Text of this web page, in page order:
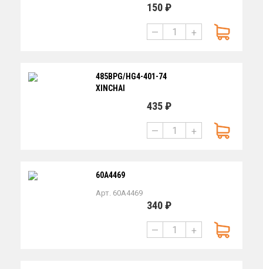
150 ₽
— +
485BPG/HG4-401-74
XINCHAI
435 ₽
— +
60A4469
Арт. 60A4469
340 ₽
— +